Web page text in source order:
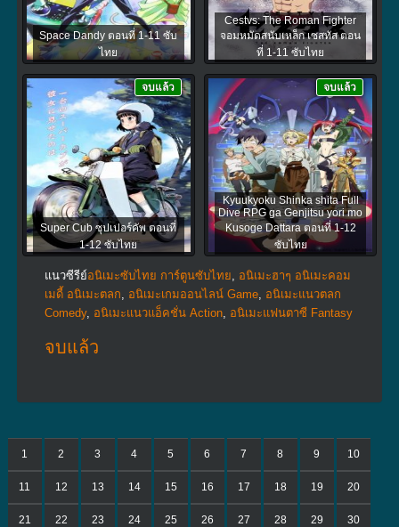
Space Dandy ตอนที่ 1-11 ซับ
ไทย
Cestvs: The Roman Fighter
จอมหมัดสนับเหล็ก เซสทัส ตอน
ที่ 1-11 ซับไทย
Super Cub ซุปเปอร์คัพ ตอนที่
1-12 ซับไทย
จบแล้ว
Kyuukyoku Shinka shita Full
Dive RPG ga Genjitsu yori mo
Kusoge Dattara ตอนที่ 1-12
ซับไทย
จบแล้ว
แนวซีรีย์อนิเมะซับไทย การ์ตูนซับไทย, อนิเมะฮาๆ อนิเมะคอม
เมดี้ อนิเมะตลก, อนิเมะเกมออนไลน์ Game, อนิเมะแนวตลก
Comedy, อนิเมะแนวแอ็คชั่น Action, อนิเมะแฟนตาซี Fantasy
จบแล้ว
1 2 3 4 5 6 7 8 9 10
11 12 13 14 15 16 17 18 19 20
21 22 23 24 25 26 27 28 29 30